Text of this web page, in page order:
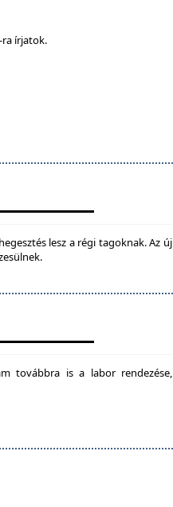
írjatok.
lesz a régi tagoknak. Az új
továbbra is a labor rendezése,